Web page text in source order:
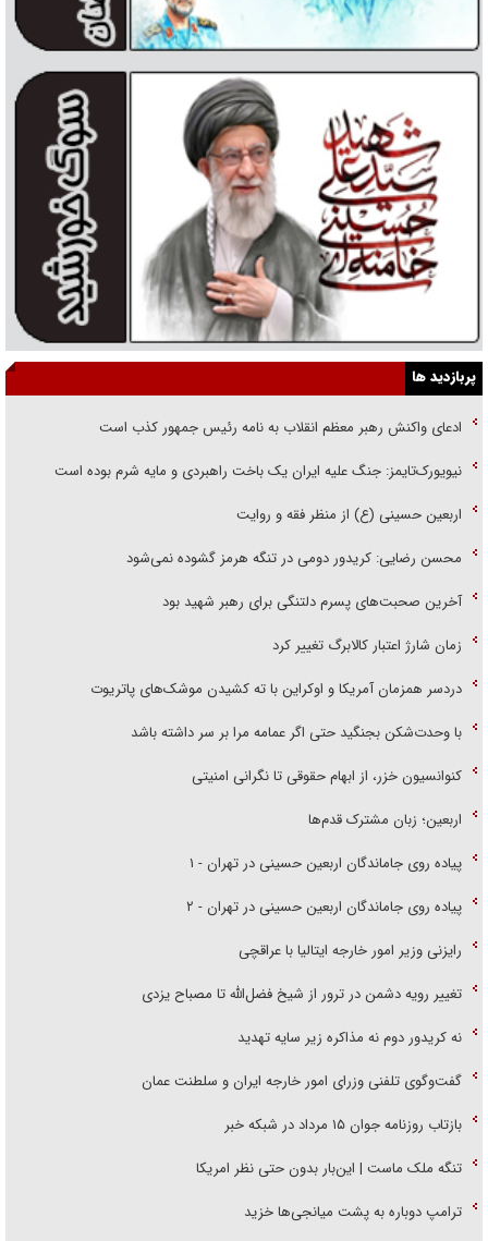
پربازدید ها
ادعای واکنش رهبر معظم انقلاب به نامه رئیس جمهور کذب است
نیویورک‌تایمز: جنگ علیه ایران یک باخت راهبردی و مایه شرم بوده است
اربعین حسینی (ع) از منظر فقه و روایت
محسن رضایی: کریدور دومی در تنگه هرمز گشوده نمی‌شود
آخرین صحبت‌های پسرم دلتنگی برای رهبر شهید بود
زمان شارژ اعتبار کالابرگ تغییر کرد
دردسر همزمان آمریکا و اوکراین با ته کشیدن موشک‌های پاتریوت
با وحدت‌شکن بجنگید حتی اگر عمامه مرا بر سر داشته باشد
کنوانسیون خزر، از ابهام حقوقی تا نگرانی امنیتی
اربعین؛ زبان مشترک قدم‌ها
پیاده روی جاماندگان اربعین حسینی در تهران - ۱
پیاده روی جاماندگان اربعین حسینی در تهران - ۲
رایزنی وزیر امور خارجه ایتالیا با عراقچی
تغییر رویه دشمن در ترور از شیخ فضل‌الله تا مصباح یزدی
نه کریدور دوم نه مذاکره زیر سایه تهدید
گفت‌وگوی تلفنی وزرای امور خارجه ایران و سلطنت عمان
بازتاب روزنامه جوان ۱۵ مرداد در شبکه خبر
تنگه ملک ماست | این‌بار بدون حتی نظر امریکا
ترامپ دوباره به پشت میانجی‌ها خزید